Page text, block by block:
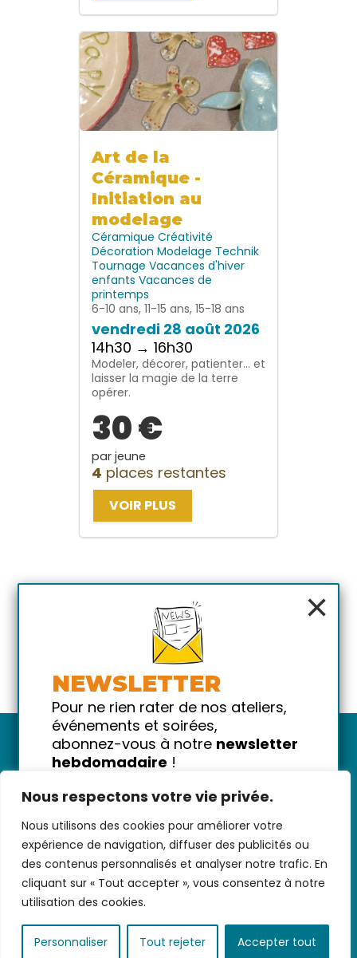
Nous respectons votre vie privée.
Nous utilisons des cookies pour améliorer votre
expérience de navigation, diffuser des publicités ou
des contenus personnalisés et analyser notre trafic. En
cliquant sur « Tout accepter », vous consentez à notre
utilisation des cookies.
Personnaliser Tout rejeter Accepter tout
Art de la
Céramique -
Initiation au
modelage
Céramique Créativité
Décoration Modelage Technik
Tournage Vacances d'hiver
enfants Vacances de
printemps
6-10 ans, 11-15 ans, 15-18 ans
vendredi 28 août 2026
14h30 → 16h30
Modeler, décorer, patienter… et
laisser la magie de la terre
opérer.
30 €
par jeune
4 places restantes
VOIR PLUS
Nous contacter- CGV/CGU-Données
personnelles-Infos pratiques- FAQ
×
NEWSLETTER
Pour ne rien rater de nos ateliers,
événements et soirées,
abonnez-vous à notre newsletter
hebdomadaire !
!
Votre email